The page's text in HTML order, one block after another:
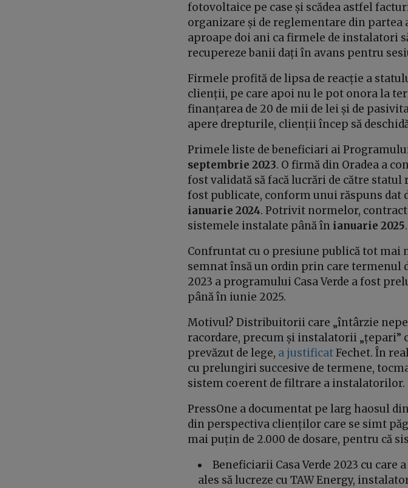
fotovoltaice pe case și scădea astfel
organizare și de reglementare din
aproape doi ani ca firmele de instalatori
recupereze banii dați în avans pentru
Firmele profită de lipsa de reacție a
clienții, pe care apoi nu le pot onora la
finanțarea de 20 de mii de lei și de
apere drepturile, clienții încep să
Primele liste de beneficiari ai
septembrie 2023. O firmă din Oradea a
fost validată să facă lucrări de către
fost publicate, conform unui răspuns dat
ianuarie 2024. Potrivit normelor,
sistemele instalate până în ianuarie 2025.
Confruntat cu o presiune publică tot mai
semnat însă un ordin prin care termenul
2023 a programului Casa Verde a fost
până în iunie 2025.
Motivul? Distribuitorii care „întârzie
racordare, precum și instalatorii
prevăzut de lege, a justificatFechet. În
cu prelungiri succesive de termene,
sistem coerent de filtrare a instalatorilor.
PressOne a documentat pe larg haosul
din perspectiva clienților care se simt
mai puțin de 2.000 de dosare, pentru că
Beneficiarii Casa Verde 2023 cu care
ales să lucreze cu TAW Energy,